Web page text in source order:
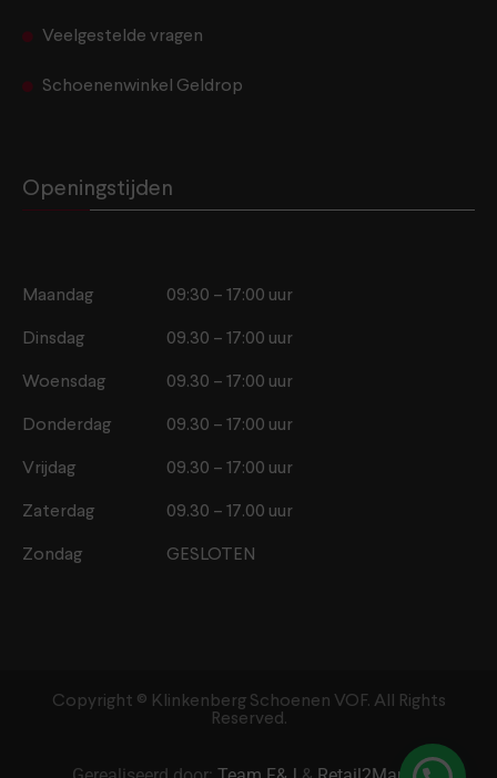
Veelgestelde vragen
Schoenenwinkel Geldrop
Openingstijden
Maandag 09:30 – 17:00 uur
Dinsdag 09.30 – 17:00 uur
Woensdag 09.30 – 17:00 uur
Donderdag 09.30 – 17:00 uur
Vrijdag 09.30 – 17:00 uur
Zaterdag 09.30 – 17.00 uur
Zondag GESLOTEN
Copyright ©️ Klinkenberg Schoenen VOF. All Rights
Reserved.